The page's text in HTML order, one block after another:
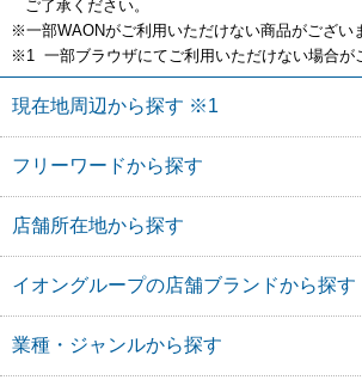
ご了承ください。
※一部WAONがご利用いただけない商品がござい
※1 一部ブラウザにてご利用いただけない場合が
現在地周辺から探す ※1
フリーワードから探す
店舗所在地から探す
イオングループの店舗ブランドから探す
業種・ジャンルから探す